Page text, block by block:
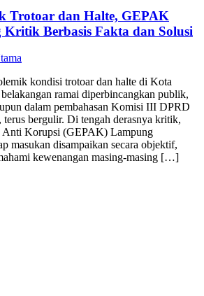
Trotoar dan Halte, GEPAK
Berbasis Fakta dan Solusi
kondisi trotoar dan halte di Kota
ramai diperbincangkan publik,
dalam pembahasan Komisi III DPRD
bergulir. Di tengah derasnya kritik,
Anti Korupsi (GEPAK) Lampung
masukan disampaikan secara objektif,
kewenangan masing-masing […]